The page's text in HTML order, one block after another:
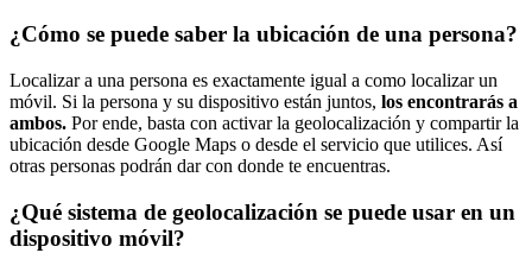
¿Cómo se puede saber la ubicación de una persona?
Localizar a una persona es exactamente igual a como localizar un
móvil. Si la persona y su dispositivo están juntos, los encontrarás a
ambos. Por ende, basta con activar la geolocalización y compartir la
ubicación desde Google Maps o desde el servicio que utilices. Así
otras personas podrán dar con donde te encuentras.
¿Qué sistema de geolocalización se puede usar en un
dispositivo móvil?